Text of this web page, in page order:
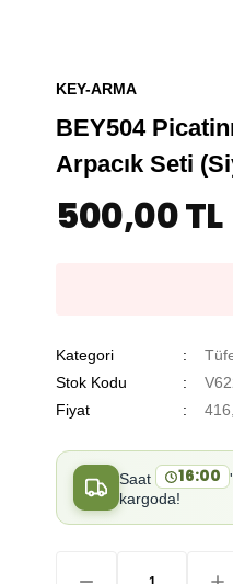
KEY-ARMA
BEY504
Arpacık Seti
500,00 TL
Kategori
Stok Kodu
Fiyat
Saat 16:00
kargoda!